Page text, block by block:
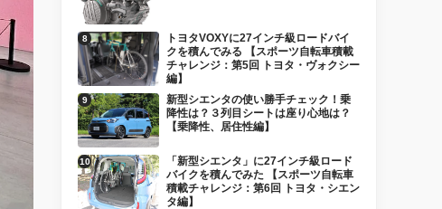
トヨタVOXYに27インチ級ロードバイ
クを積んでみる 【スポーツ自転車積載
チャレンジ：第5回 トヨタ・ヴォクシー
編】
新型シエンタの使い勝手チェック！乗
降性は？３列目シートは座り心地は？
【乗降性、居住性編】
「新型シエンタ」に27インチ級ロード
バイクを積んでみた 【スポーツ自転車
積載チャレンジ：第6回 トヨタ・シエン
タ編】